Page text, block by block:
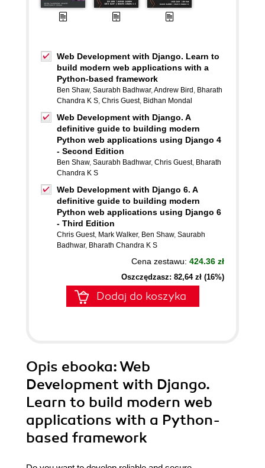
Web Development with Django. Learn to
build modern web applications with a
Python-based framework
Ben Shaw, Saurabh Badhwar,Andrew Bird , Bharath
Chandra K S, Chris Guest, Bidhan Mondal
Web Development with Django. A
definitive guide to building modern
Python web applications using Django 4
- Second Edition
Ben Shaw, Saurabh Badhwar, Chris Guest, Bharath
Chandra K S
Web Development with Django 6. A
definitive guide to building modern
Python web applications using Django 6
- Third Edition
Chris Guest, Mark Walker, Ben Shaw, Saurabh
Badhwar, Bharath Chandra K S
Cena zestawu: 424.36 zł
Oszczędzasz: 82,64 zł (16%)
Dodaj do koszyka
Opis ebooka: Web
Development with Django.
Learn to build modern web
applications with a Python-
based framework